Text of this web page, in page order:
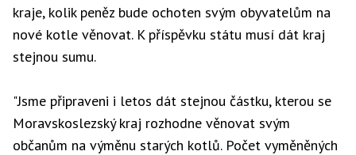
kraje, kolik peněz bude ochoten svým obyvatelům na
nové kotle věnovat. K příspěvku státu musí dát kraj
stejnou sumu.
"Jsme připraveni i letos dát stejnou částku, kterou se
Moravskoslezský kraj rozhodne věnovat svým
občanům na výměnu starých kotlů. Počet vyměněných